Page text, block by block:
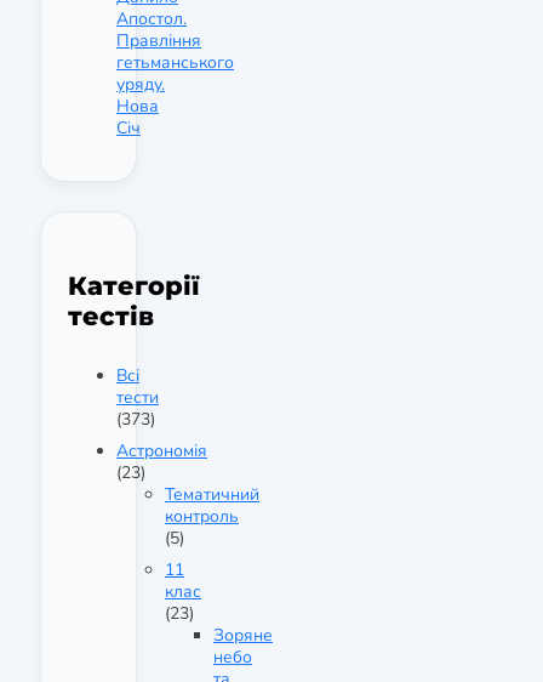
Апостол.
Правління
гетьманського
уряду.
Нова
Січ
Категорії
тестів
Всі
тести
(373)
Астрономія
(23)
Тематичний
контроль
(5)
11
клас
(23)
Зоряне
небо